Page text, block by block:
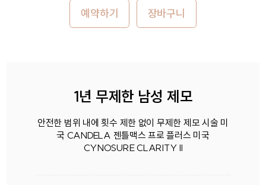
예약하기 장바구니
1년 무제한 남성 제모
안전한 범위 내에 횟수 제한 없이 무제한 제모 시술 미
국 CANDELA 젠틀맥스 프로 플러스 미국
CYNOSURE CLARITY II